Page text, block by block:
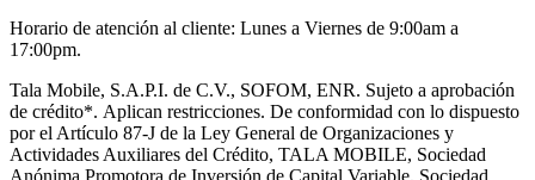
Horario de atención al cliente: Lunes a Viernes de 9:00am a
17:00pm.
Tala Mobile, S.A.P.I. de C.V., SOFOM, ENR. Sujeto a aprobación
de crédito*. Aplican restricciones. De conformidad con lo dispuesto
por el Artículo 87-J de la Ley General de Organizaciones y
Actividades Auxiliares del Crédito, TALA MOBILE, Sociedad